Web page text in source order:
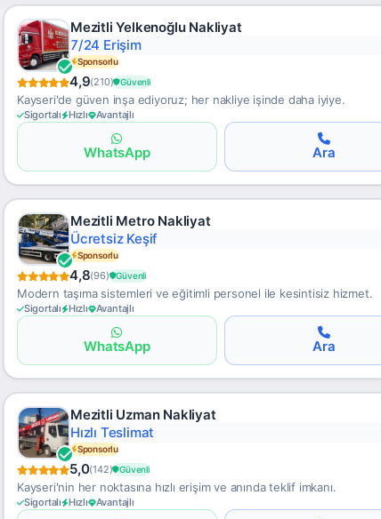
Mezitli Yelkenoğlu Nakliyat
Uygun Yurtdışı
Sponsorlu
4,9(210) Güvenli
Kayseri'de güven inşa ediyoruz; her nakliye işinde daha iyiye.
Sigortalı Hızlı Avantajlı
WhatsApp Ara
Mezitli Metro Nakliyat
Sigortalı Hizmet
Sponsorlu
4,8(96) Güvenli
Modern taşıma sistemleri ve eğitimli personel ile kesintisiz hizmet.
Sigortalı Hızlı Avantajlı
WhatsApp Ara
Mezitli Uzman Nakliyat
Güvenli Depo
Sponsorlu
5,0(142) Güvenli
Kayseri'nin her noktasına hızlı erişim ve anında teklif imkanı.
Sigortalı Hızlı Avantajlı